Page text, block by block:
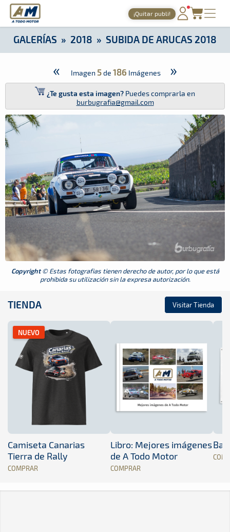
A Todo Motor · Revista del motor desde 1999
¡Quitar publi!
PORTADA
TIEMPOS ONLINE
NOTICIAS
AGENDA
GALERÍAS
TIENDA
ARCHIVO
A Todo Motor
GALERÍAS » 2018 » SUBIDA DE ARUCAS 2018
« Imagen 5de 186 Imágenes »
¿Te gusta esta imagen? Puedes comprarla en
burbugrafia@gmail.com
Copyright© Estas fotografias tienen derecho de autor, por lo que está
prohibida su utilización sin la expresa autorización.
TIENDA Visitar Tienda
NUEVO
Camiseta Canarias
Tierra de Rally
COMPRAR
Libro: Mejores imágenes
de A Todo Motor
COMPRAR